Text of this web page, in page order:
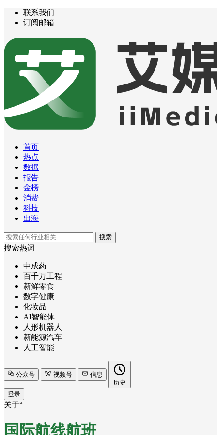
联系我们
订阅邮箱
首页
热点
数据
报告
金榜
消费
科技
出海
搜索
搜索热词
中成药
百千万工程
新鲜零食
数字健康
化妆品
AI智能体
人形机器人
新能源汽车
人工智能
公众号 视频号
信息
历史
登录
关于“
国际航线航班